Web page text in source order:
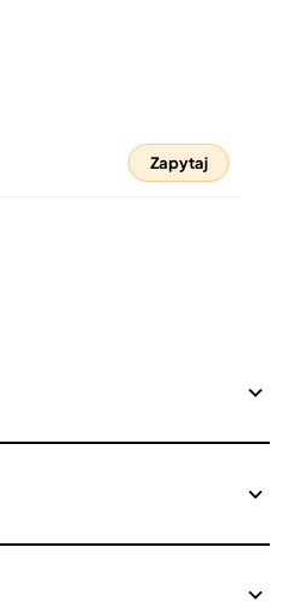
Zapytaj